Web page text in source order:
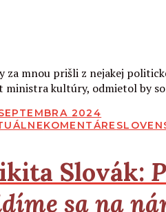
za mnou prišli z nejakej
ministra kultúry, odmietol by
2024
KOMENTÁRE
Slovák:
sa na